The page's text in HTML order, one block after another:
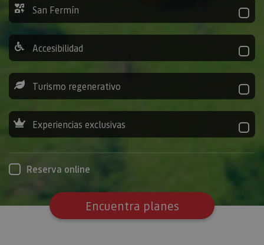
San Fermín
Accesibilidad
Turismo regenerativo
Experiencias exclusivas
Reserva online
Encuentra planes